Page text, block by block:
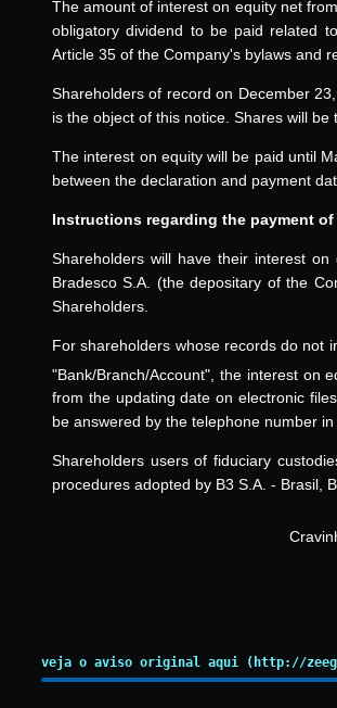
The amount of interest on equity net
obligatory dividend to be paid related
Article 35 of the Company's bylaws and
Shareholders of record on December
is the object of this notice. Shares will
The interest on equity will be paid until
between the declaration and payment
Instructions regarding the payment
Shareholders will have their interest
Bradesco S.A. (the depositary of the
Shareholders.
For shareholders whose records do not
"Bank/Branch/Account", the interest on
from the updating date on electronic
be answered by the telephone number
Shareholders users of fiduciary
procedures adopted by B3 S.A. - Brasil,
veja o aviso original aqui (http://